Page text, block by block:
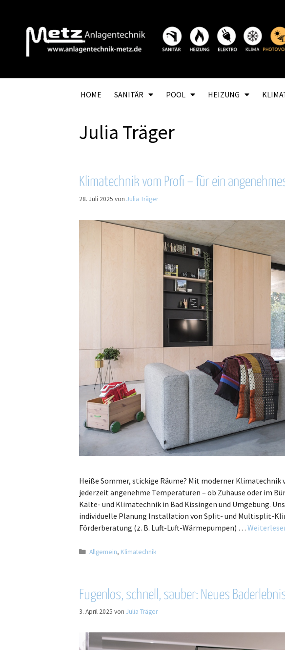
HOME SANITÄR POOL HEIZUNG
Julia Träger
Klimatechnik vom Profi – für ein
28. Juli 2025 von Julia Träger
Heiße Sommer, stickige Räume? Mit moderner Klimatechnik
jederzeit angenehme Temperaturen – ob Zuhause oder im
Kälte- und Klimatechnik in Bad Kissingen und Umgebung.
individuelle Planung Installation von Split- und Multisplit-
Förderberatung (z. B. Luft-Luft-Wärmepumpen) …
Allgemein, Klimatechnik
Fugenlos, schnell, sauber: Neues
3. April 2025 von Julia Träger